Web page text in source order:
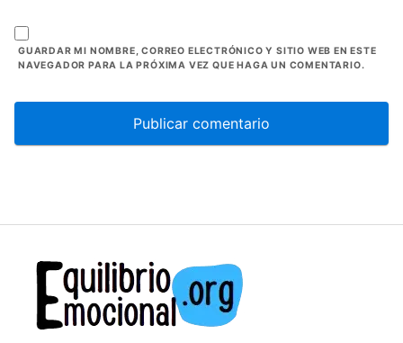
GUARDAR MI NOMBRE, CORREO ELECTRÓNICO Y SITIO WEB EN ESTE
NAVEGADOR PARA LA PRÓXIMA VEZ QUE HAGA UN COMENTARIO.